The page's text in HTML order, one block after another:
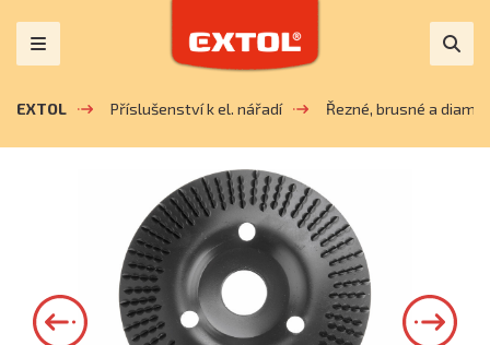
EXTOL Příslušenství k el. nářadí Řezné, brusné a